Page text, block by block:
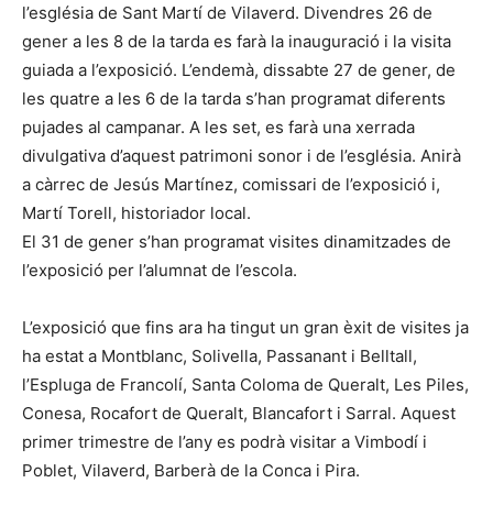
l’església de Sant Martí de Vilaverd. Divendres 26 de
gener a les 8 de la tarda es farà la inauguració i la visita
guiada a l’exposició. L’endemà, dissabte 27 de gener, de
les quatre a les 6 de la tarda s’han programat diferents
pujades al campanar. A les set, es farà una xerrada
divulgativa d’aquest patrimoni sonor i de l’església. Anirà
a càrrec de Jesús Martínez, comissari de l’exposició i,
Martí Torell, historiador local.
El 31 de gener s’han programat visites dinamitzades de
l’exposició per l’alumnat de l’escola.
L’exposició que fins ara ha tingut un gran èxit de visites ja
ha estat a Montblanc, Solivella, Passanant i Belltall,
l’Espluga de Francolí, Santa Coloma de Queralt, Les Piles,
Conesa, Rocafort de Queralt, Blancafort i Sarral. Aquest
primer trimestre de l’any es podrà visitar a Vimbodí i
Poblet, Vilaverd, Barberà de la Conca i Pira.